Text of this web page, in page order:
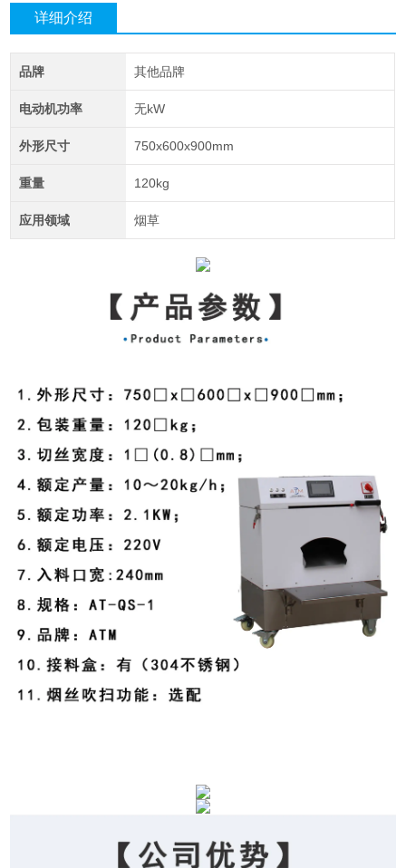
详细介绍
品牌 其他品牌
电动机功率 无kW
外形尺寸 750x600x900mm
重量 120kg
应用领域 烟草